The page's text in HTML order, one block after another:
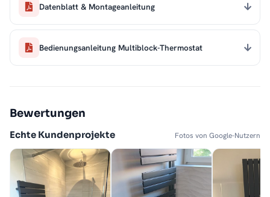
Datenblatt & Montageanleitung
Bedienungsanleitung Multiblock-Thermostat
Bewertungen
Echte Kundenprojekte Fotos von Google-Nutzern